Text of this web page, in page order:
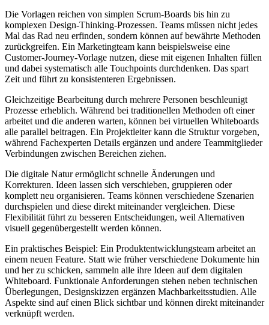
Die Vorlagen reichen von simplen Scrum-Boards bis hin zu
komplexen Design-Thinking-Prozessen. Teams müssen nicht jedes
Mal das Rad neu erfinden, sondern können auf bewährte Methoden
zurückgreifen. Ein Marketingteam kann beispielsweise eine
Customer-Journey-Vorlage nutzen, diese mit eigenen Inhalten füllen
und dabei systematisch alle Touchpoints durchdenken. Das spart
Zeit und führt zu konsistenteren Ergebnissen.
Gleichzeitige Bearbeitung durch mehrere Personen beschleunigt
Prozesse erheblich. Während bei traditionellen Methoden oft einer
arbeitet und die anderen warten, können bei virtuellen Whiteboards
alle parallel beitragen. Ein Projektleiter kann die Struktur vorgeben,
während Fachexperten Details ergänzen und andere Teammitglieder
Verbindungen zwischen Bereichen ziehen.
Die digitale Natur ermöglicht schnelle Änderungen und
Korrekturen. Ideen lassen sich verschieben, gruppieren oder
komplett neu organisieren. Teams können verschiedene Szenarien
durchspielen und diese direkt miteinander vergleichen. Diese
Flexibilität führt zu besseren Entscheidungen, weil Alternativen
visuell gegenübergestellt werden können.
Ein praktisches Beispiel: Ein Produktentwicklungsteam arbeitet an
einem neuen Feature. Statt wie früher verschiedene Dokumente hin
und her zu schicken, sammeln alle ihre Ideen auf dem digitalen
Whiteboard. Funktionale Anforderungen stehen neben technischen
Überlegungen, Designskizzen ergänzen Machbarkeitsstudien. Alle
Aspekte sind auf einen Blick sichtbar und können direkt miteinander
verknüpft werden.